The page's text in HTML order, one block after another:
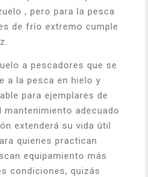
, pero para la pesca
de frío extremo cumple
a pescadores que se
a la pesca en hielo y
para ejemplares de
adecuado
extenderá su vida útil
quienes practican
equipamiento más
condiciones, quizás